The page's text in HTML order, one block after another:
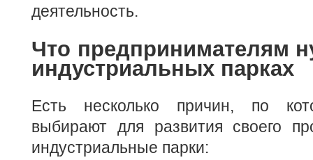
деятельность.
Что предпринимателям
индустриальных парках
Есть несколько причин, по
выбирают для развития своего
индустриальные парки: